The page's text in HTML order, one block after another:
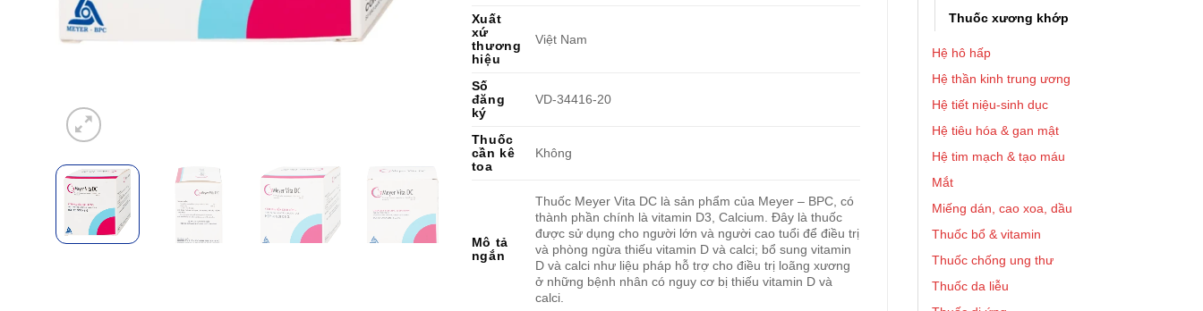
Thuốc xương khớp
Hệ hô hấp
Hệ thần kinh trung ương
Hệ tiết niệu-sinh dục
Hệ tiêu hóa & gan mật
Hệ tim mạch & tạo máu
Mắt
Miếng dán, cao xoa, dầu
Thuốc bổ & vitamin
Thuốc chống ung thư
Thuốc da liễu
Xuất
xứ
thương
hiệu
Việt Nam
Số
đăng
ký
VD-34416-20
Thuốc
cần kê
toa
Không
Mô tả
ngắn
Thuốc Meyer Vita DC là sản phẩm của Meyer – BPC, có
thành phần chính là vitamin D3, Calcium. Đây là thuốc
được sử dụng cho người lớn và người cao tuổi để điều trị
và phòng ngừa thiếu vitamin D và calci; bổ sung vitamin
D và calci như liệu pháp hỗ trợ cho điều trị loãng xương
ở những bệnh nhân có nguy cơ bị thiếu vitamin D và
calci.